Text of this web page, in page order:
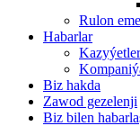
Rulon
Habarlar
Kazyýetler
Biz hakda
Zawod gezelenji
Biz bilen